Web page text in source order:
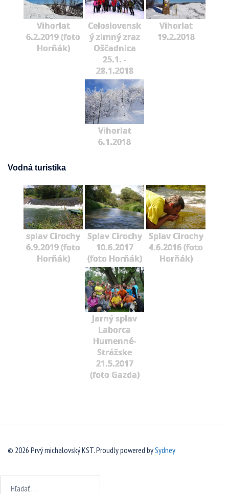
Vihorlat
6.2.2019 (foto
Horňák)
Celoslovensk
ý zimný zraz
Oščadnica
25.1. -
28.1.2018
Vihorlat
19.2.2018
Vihorlat
6.1.2018
Vodná turistika
splav Cirochy
6.9.2019 (foto
Horňák)
Splav Cirochy
10.6.2017
(foto Horňák)
Splav Cirochy
4.6.2016 (foto
Horňák)
Jarný splav
Laborca
Humenné-
Strážske
21.5.2017
(foto Gazda)
© 2026 Prvý michalovský KST. Proudly powered bySydney